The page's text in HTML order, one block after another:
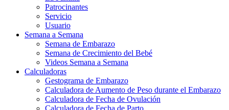
Patrocinantes
Servicio
Usuario
Semana a Semana
Semana de Embarazo
Semana de Crecimiento del Bebé
Videos Semana a Semana
Calculadoras
Gestograma de Embarazo
Calculadora de Aumento de Peso durante el Embarazo
Calculadora de Fecha de Ovulación
Calculadora de Fecha de Parto